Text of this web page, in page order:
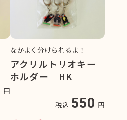
円
なかよく分けられるよ！
アクリルトリオキー
ホルダー HK
税込 550 円